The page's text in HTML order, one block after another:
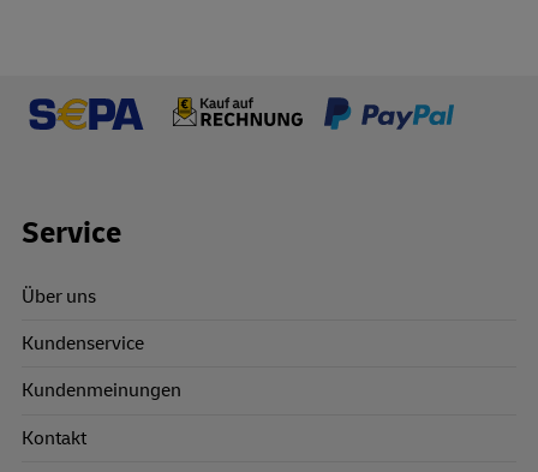
Footer Links
Service
Über uns
Kundenservice
Kundenmeinungen
Kontakt